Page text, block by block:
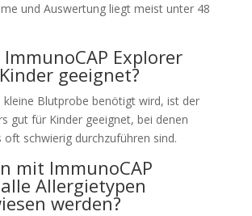
und Auswertung liegt meist unter 48
Explorer
geeignet?
kleine Blutprobe benötigt wird, ist der
gut für Kinder geeignet, bei denen
oft schwierig durchzuführen sind.
mit ImmunoCAP
Allergietypen
werden?